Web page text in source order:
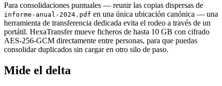
Para consolidaciones puntuales — reunir las copias dispersas de
informe-anual-2024.pdf en una única ubicación canónica — una
herramienta de transferencia dedicada evita el rodeo a través de un
portátil. HexaTransfer mueve ficheros de hasta 10 GB con cifrado
AES-256-GCM directamente entre personas, para que puedas
consolidar duplicados sin cargar en otro silo de paso.
Mide el delta